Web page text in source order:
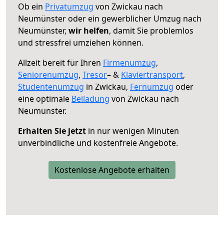
Ob ein Privatumzug von Zwickau nach
Neumünster oder ein gewerblicher Umzug nach
Neumünster, wir helfen, damit Sie problemlos
und stressfrei umziehen können.
Allzeit bereit für Ihren Firmenumzug,
Seniorenumzug, Tresor– & Klaviertransport,
Studentenumzug in Zwickau, Fernumzug oder
eine optimale Beiladung von Zwickau nach
Neumünster.
Erhalten Sie jetzt in nur wenigen Minuten
unverbindliche und kostenfreie Angebote.
Kostenlose Angebote erhalten